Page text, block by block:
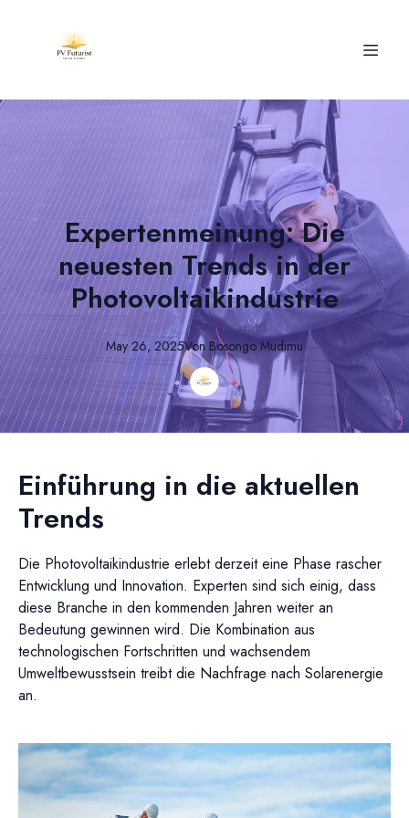
Expertenmeinung: Die
neuesten Trends in der
Photovoltaikindustrie
May 26, 2025Von Bosongo Mudimu
Einführung in die aktuellen
Trends
Die Photovoltaikindustrie erlebt derzeit eine Phase rascher
Entwicklung und Innovation. Experten sind sich einig, dass
diese Branche in den kommenden Jahren weiter an
Bedeutung gewinnen wird. Die Kombination aus
technologischen Fortschritten und wachsendem
Umweltbewusstsein treibt die Nachfrage nach Solarenergie
an.